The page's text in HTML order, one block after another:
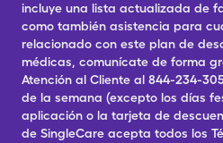
incluye una lista actualizada de
como también asistencia para
relacionado con este plan de
médicas, comunícate de forma
Atención al Cliente al 844-234-
de la semana (excepto los días
aplicación o la tarjeta de
de SingleCare acepta todos los